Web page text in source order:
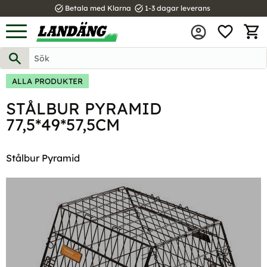
Meny
task_alt Betala med Klarna task_alt 1-3 dagar leverans
ALLA PRODUKTER
STÅLBUR PYRAMID
77,5*49*57,5CM
Stålbur Pyramid